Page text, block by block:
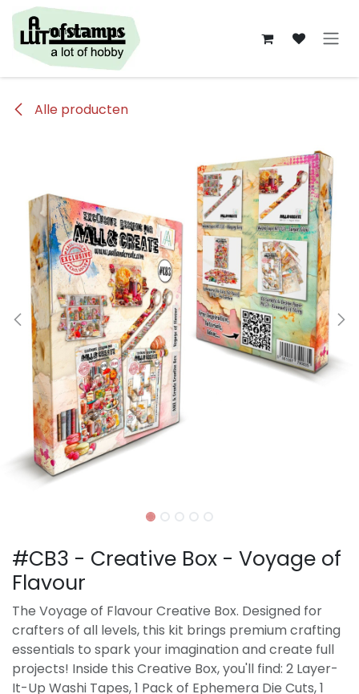
Overslaan naar inhoud
Alle producten
#CB3 - Creative Box - Voyage of
Flavour
The Voyage of Flavour Creative Box. Designed for
crafters of all levels, this kit brings premium crafting
essentials to spark your imagination and create full
projects! Inside this Creative Box, you'll find: 2 Layer-
It-Up Washi Tapes, 1 Pack of Ephemera Die Cuts, 1